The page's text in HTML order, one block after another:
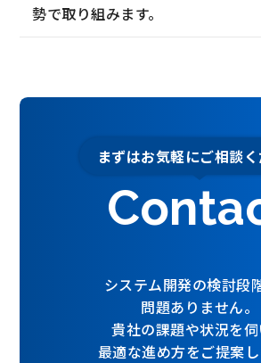
勢で取り組みます。
まずはお気軽にご相談
システム開発の検討段
問題ありません。
貴社の課題や状況を伺
最適な進め方をご提案し